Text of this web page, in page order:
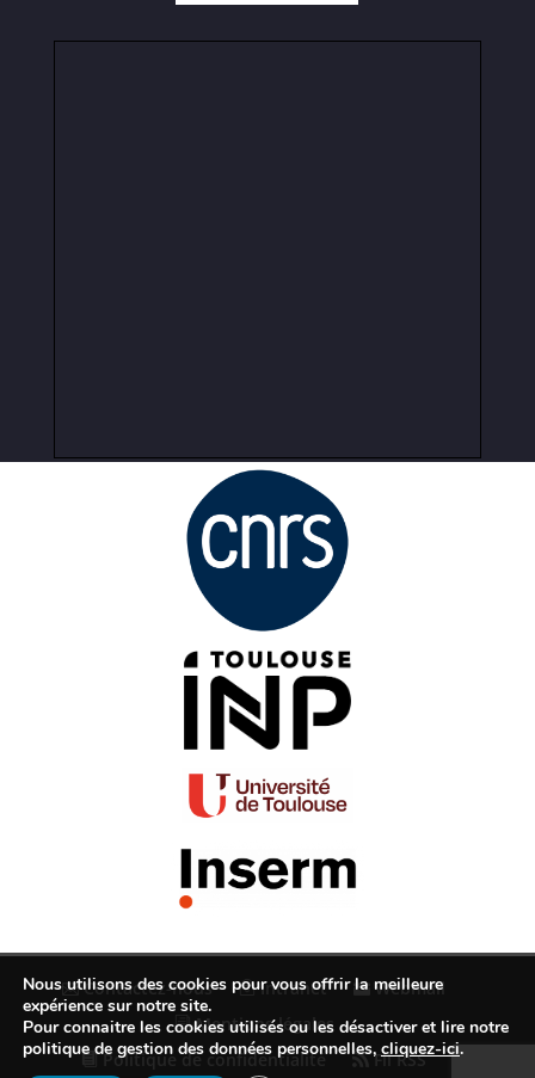
Contactez-nous Intranet
Webmail
Mentions légales
Politique de confidentialité
Fil RSS
Nous utilisons des cookies pour vous offrir la meilleure
expérience sur notre site.
Pour connaitre les cookies utilisés ou les désactiver et lire notre
politique de gestion des données personnelles, cliquez-ici.